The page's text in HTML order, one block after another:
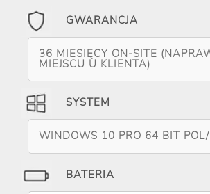
GWARANCJA
36 MIESIĘCY ON-SITE
MIEJSCU U KLIENTA)
SYSTEM
WINDOWS 10 PRO 64 BIT POL/
BATERIA